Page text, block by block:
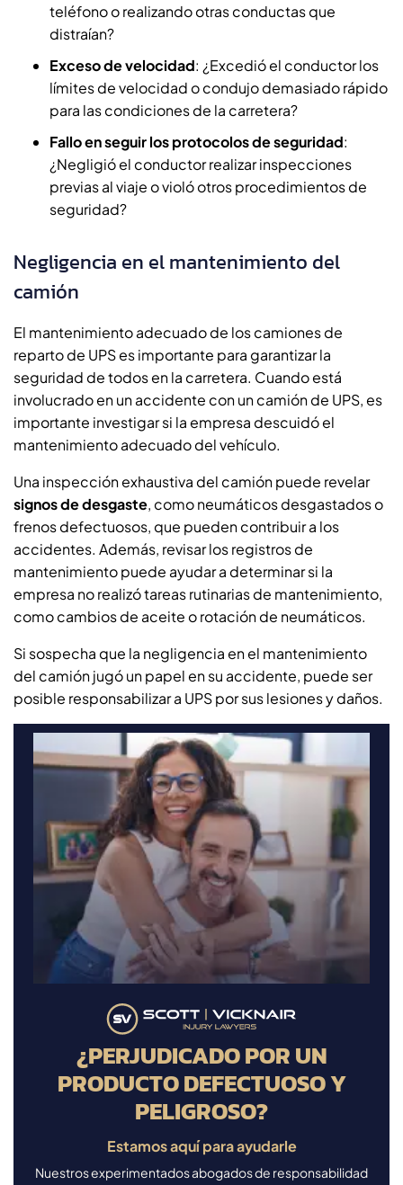
teléfono o realizando otras conductas que
distraían?
Exceso de velocidad: ¿Excedió el conductor los
límites de velocidad o condujo demasiado rápido
para las condiciones de la carretera?
Fallo en seguir los protocolos de seguridad:
¿Negligió el conductor realizar inspecciones
previas al viaje o violó otros procedimientos de
seguridad?
Negligencia en el mantenimiento del
camión
El mantenimiento adecuado de los camiones de
reparto de UPS es importante para garantizar la
seguridad de todos en la carretera. Cuando está
involucrado en un accidente con un camión de UPS, es
importante investigar si la empresa descuidó el
mantenimiento adecuado del vehículo.
Una inspección exhaustiva del camión puede revelar
signos de desgaste, como neumáticos desgastados o
frenos defectuosos, que pueden contribuir a los
accidentes. Además, revisar los registros de
mantenimiento puede ayudar a determinar si la
empresa no realizó tareas rutinarias de mantenimiento,
como cambios de aceite o rotación de neumáticos.
Si sospecha que la negligencia en el mantenimiento
del camión jugó un papel en su accidente, puede ser
posible responsabilizar a UPS por sus lesiones y daños.
¿PERJUDICADO POR UN
PRODUCTO DEFECTUOSO Y
PELIGROSO?
Estamos aquí para ayudarle
Nuestros experimentados abogados de responsabilidad